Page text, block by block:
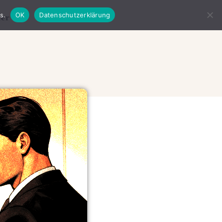
OK Datenschutzerklärung